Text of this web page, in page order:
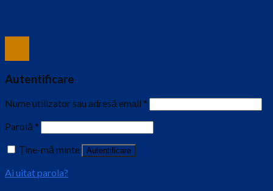
Autentificare
Nume utilizator sau adresă email *
Parolă *
Ține-mă minte
Autentificare
Ai uitat parola?